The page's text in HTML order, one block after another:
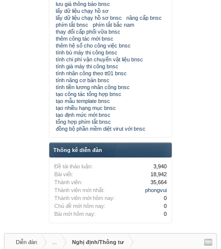
lưu giá thông báo bnsc
lấy dữ liệu chạy hồ sơ
lấy dữ liệu chạy hồ sơ bnsc
nâng cấp bnsc
phím tắt bnsc
phím tắt bắc nam
thay đổi cấp phối vữa bnsc
thêm công tác mới bnsc
thêm hệ số cho công việc bnsc
tính bù máy thi công bnsc
tính chi phí vận chuyển vật liệu bnsc
tính giá máy thi công bnsc
tính nhân công theo tt01 bnsc
tính năng cơ bản bnsc
tính tiền lương nhân công bnsc
tạo công tác tổng hợp bnsc
tạo mẫu template bnsc
tạo nhiều hạng mục bnsc
tạo định mức mới bnsc
tổng hợp phím tắt bnsc
đồng bộ phần mềm diệt virut với bnsc
Thống kê diễn đàn
Đề tài thảo luận:
3,940
Bài viết:
18,942
Thành viên:
35,664
Thành viên mới nhất:
phongvui
Thành viên mới hôm nay:
0
Chủ đề mới hôm nay:
0
Bài mới hôm nay:
0
Diễn đàn Nghị định/Thông tư